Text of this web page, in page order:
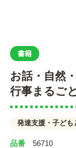
書籍
お話・自然
行事まるご
発達支援・子ども
品番
56710